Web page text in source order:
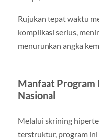
Rujukan tepat waktu
komplikasi serius,
menurunkan angka
Manfaat Program
Nasional
Melalui skrining
terstruktur, program